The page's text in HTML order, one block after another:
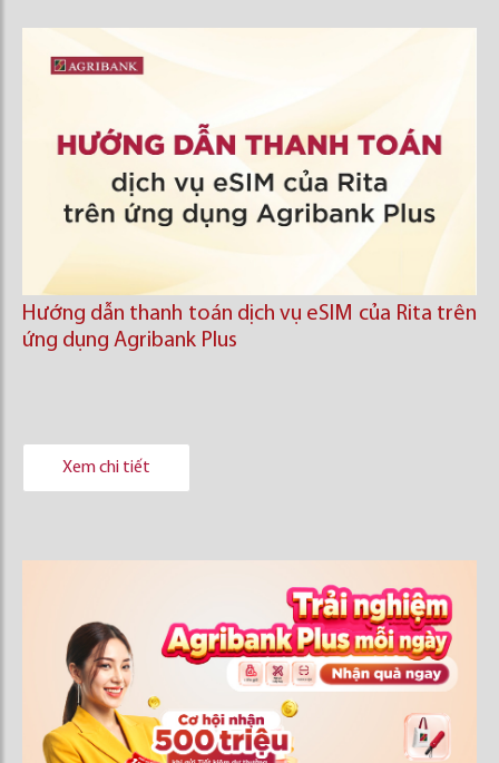
Hướng dẫn thanh toán dịch vụ eSIM của Rita trên
ứng dụng Agribank Plus
Xem chi tiết